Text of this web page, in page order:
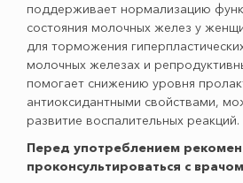
поддерживает нормализацию
состояния молочных желез у
для торможения
молочных железах и
помогает снижению уровня
антиоксидантными свойствами,
развитие воспалительных реакций.
Перед употреблением
проконсультироваться с